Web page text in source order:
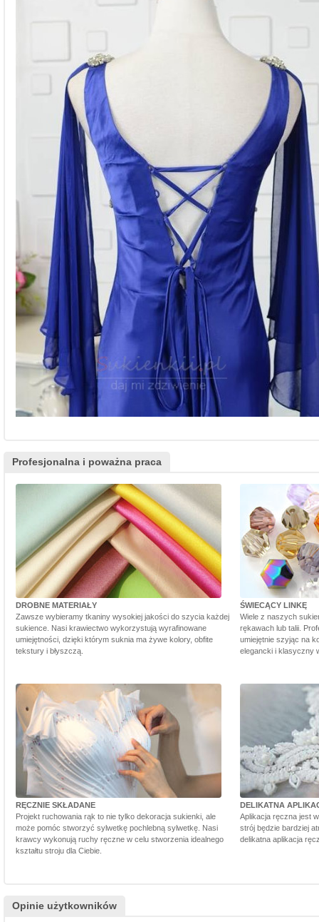
Profesjonalna i poważna praca
DROBNE MATERIAŁY
Zawsze wybieramy tkaniny wysokiej jakości do szycia każdej
sukience. Nasi krawiectwo wykorzystują wyrafinowane
umiejętności, dzięki którym suknia ma żywe kolory, obfite
tekstury i błyszczą.
ŚWIECĄCY LINKĘ
Wiele z naszych
rękawach lub talii.
umiejętnie szyjąc na
elegancki i klasyczny
RĘCZNIE SKŁADANE
Projekt ruchowania rąk to nie tylko dekoracja sukienki, ale
może pomóc stworzyć sylwetkę pochlebną sylwetkę. Nasi
krawcy wykonują ruchy ręczne w celu stworzenia idealnego
kształtu stroju dla Ciebie.
DELIKATNA
Aplikacja ręczna jest
strój będzie bardziej
delikatna aplikacja
Opinie użytkowników